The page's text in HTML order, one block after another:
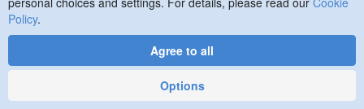
❤️💙Все сайты для поление кодов❤️💙АВТО-
ВЫДАЧА❤️💙
9 months
0.0115
❤️💙Awaken Chaos Era: Прохождение боссов 0.0115€
Policy.
Agree to all
Options